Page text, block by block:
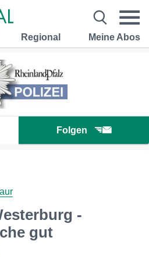
Regional Meine Abos
Folgen
-
gut